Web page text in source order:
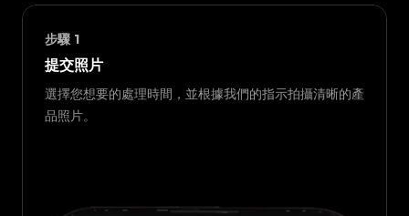
步驟 1
提交照片
選擇您想要的處理時間，並根據我們的指示拍攝清晰的產
品照片。